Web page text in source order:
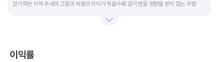
장기적인 이익 추세의 고점과 저점의 차이가 작을수록 경기 변동 영향을 받지 않는 우량
매우 클뿐 아니라 수년간 매출액 감소가 이어지기도 합니다. 심할 경우 경기 변동에 따라
이익률